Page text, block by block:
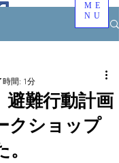
ME
NU
避難行動計画
クショップ
時間: 1分